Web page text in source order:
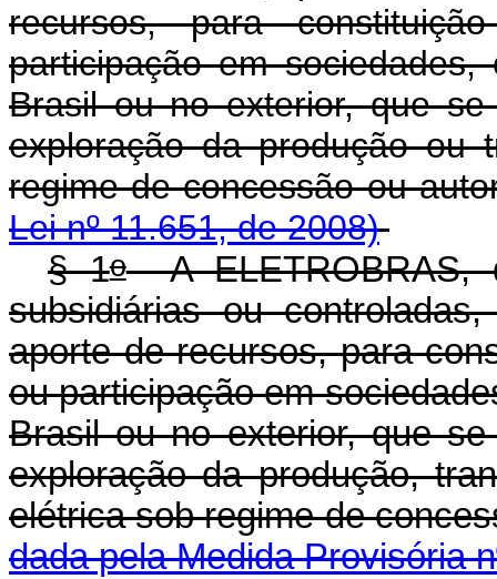
recursos, para
participação em
Brasil ou no exterior, que
exploração da produção ou
regime de concessão
Lei nº 11.651, de 2008)
§ 1oA ELETROBRAS,
subsidiárias ou
aporte de recursos, para
ou participação em
Brasil ou no exterior, que
exploração da produção,
elétrica sob regime de
dada pela Medida Provisória